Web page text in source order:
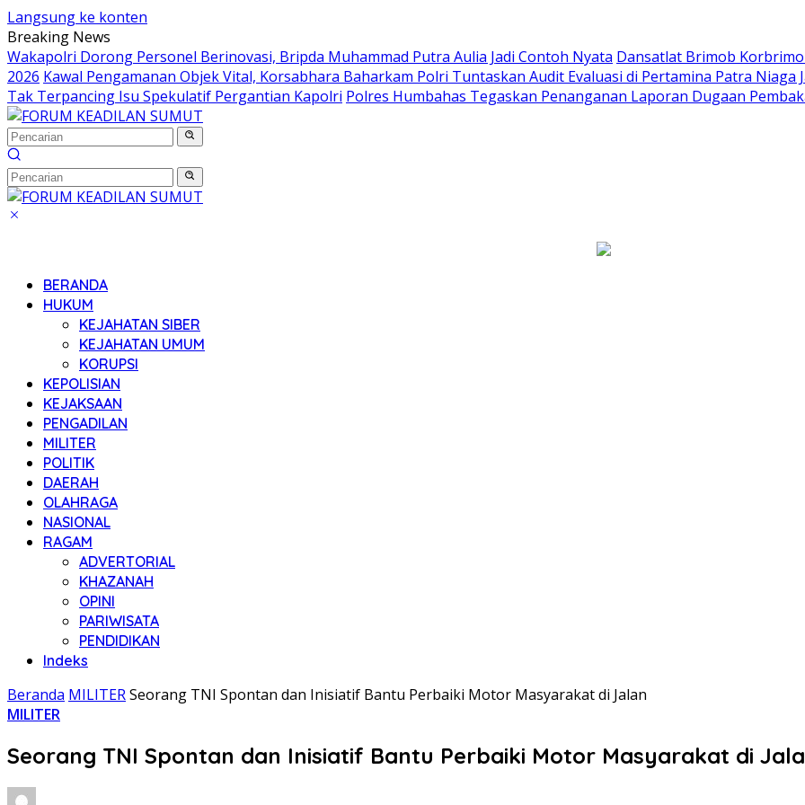
Langsung ke konten
Breaking News
Wakapolri Dorong Personel Berinovasi, Bripda Muhammad Putra Aulia Jadi Contoh Nyata Dansatlat Brimob
2026 Kawal Pengamanan Objek Vital, Korsabhara Baharkam Polri Tuntaskan Audit Evaluasi di Pertamina Patra Niaga
Tak Terpancing Isu Spekulatif Pergantian Kapolri Polres Humbahas Tegaskan Penanganan Laporan Dugaan
BERANDA
HUKUM
KEJAHATAN SIBER
KEJAHATAN UMUM
KORUPSI
KEPOLISIAN
KEJAKSAAN
PENGADILAN
MILITER
POLITIK
DAERAH
OLAHRAGA
NASIONAL
RAGAM
ADVERTORIAL
KHAZANAH
OPINI
PARIWISATA
PENDIDIKAN
Indeks
Beranda MILITERSeorang TNI Spontan dan Inisiatif Bantu Perbaiki Motor Masyarakat di Jalan
MILITER
Seorang TNI Spontan dan Inisiatif Bantu Perbaiki Motor Masyarakat di